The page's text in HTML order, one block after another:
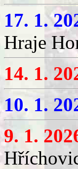
17. 1.
Hraje
14. 1.
10. 1.
9. 1.